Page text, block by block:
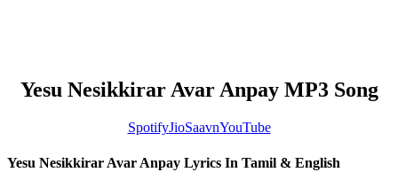
Yesu Nesikkirar Avar Anpay MP3 Song
SpotifyJioSaavnYouTube
Yesu Nesikkirar Avar Anpay Lyrics In Tamil & English